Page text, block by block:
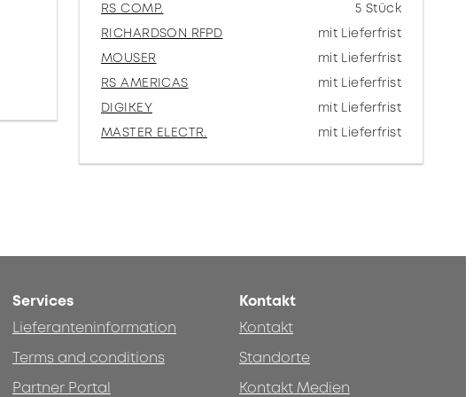
RS COMP.
5 Stück
RICHARDSON RFPD
mit Lieferfrist
MOUSER
mit Lieferfrist
RS AMERICAS
mit Lieferfrist
DIGIKEY
mit Lieferfrist
MASTER ELECTR.
mit Lieferfrist
Services
Lieferanteninformation
Terms and conditions
Partner Portal
Kontakt
Kontakt
Standorte
Kontakt Medien